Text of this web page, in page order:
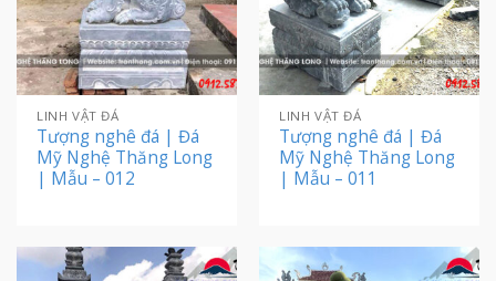
LINH VẬT ĐÁ
Tượng nghê đá | Đá
Mỹ Nghệ Thăng Long
| Mẫu – 012
LINH VẬT ĐÁ
Tượng nghê đá | Đá
Mỹ Nghệ Thăng Long
| Mẫu – 011